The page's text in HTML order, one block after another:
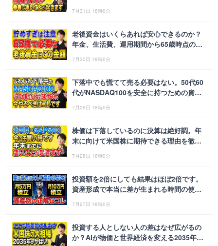
7月31日 18時0分
老後資金はいくらあれば安心できるのか？
年金、生活費、運用期間から65歳時点の必
7月30日 18時0分
下落中でも慌てて売る必要はない。50代60
代がNASDAQ100を安全に持つための資金
7月29日 18時0分
株価は下落しているのに決算は絶好調。年
末に向けて米国株に期待できる理由を徹底
7月28日 18時0分
投資額を2倍にしても結果はほぼ2倍です。
資産形成で本当に差が生まれる時間の使い
7月27日 18時0分
投資する人としない人の差はなぜ広がるの
か？AIが物価と世界経済を変える2035年の